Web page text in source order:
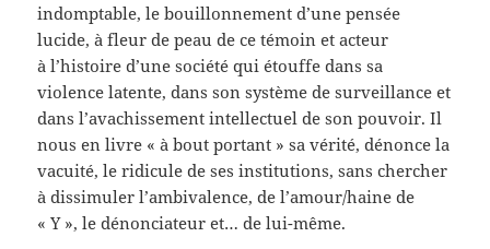
indomptable, le bouillonnement d’une pensée
lucide, à fleur de peau de ce témoin et acteur
à l’histoire d’une société qui étouffe dans sa
violence latente, dans son système de surveillance et
dans l’avachissement intellectuel de son pouvoir. Il
nous en livre « à bout portant » sa vérité, dénonce la
vacuité, le ridicule de ses institutions, sans chercher
à dissimuler l’ambivalence, de l’amour/haine de
« Y », le dénonciateur et… de lui-même.